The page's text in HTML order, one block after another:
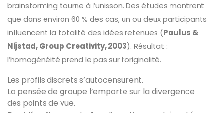
brainstorming tourne à l’unisson. Des études montrent
que dans environ 60 % des cas, un ou deux participants
influencent la totalité des idées retenues (Paulus &
Nijstad, Group Creativity, 2003). Résultat :
l’homogénéité prend le pas sur l’originalité.
Les profils discrets s’autocensurent.
La pensée de groupe l’emporte sur la divergence
des points de vue.